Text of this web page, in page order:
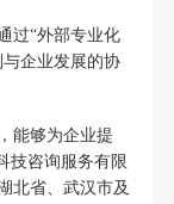
过“外部专业化
企业发展的协
能够为企业提
技咨询服务有限
北省、武汉市及